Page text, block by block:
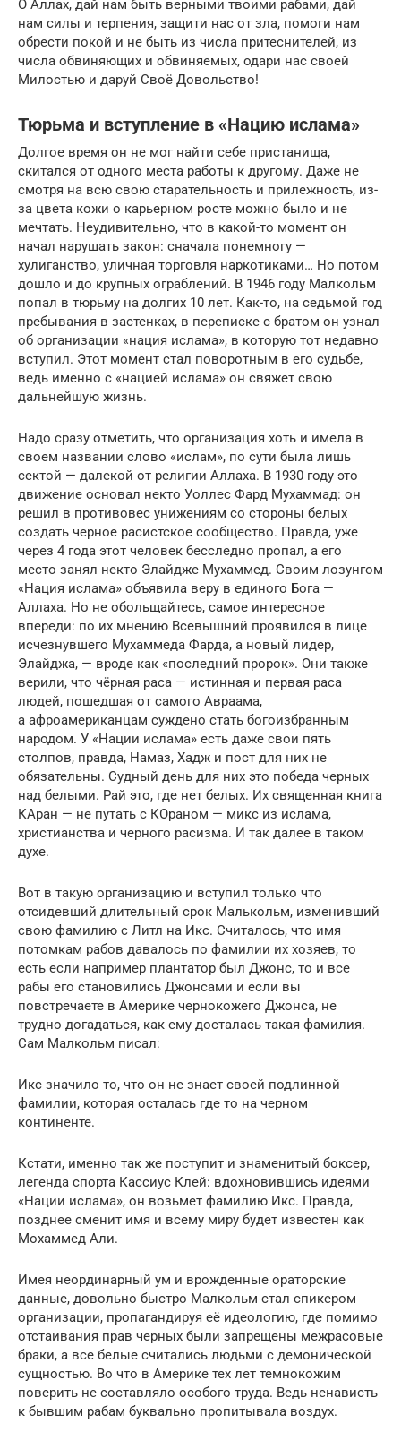
О Аллах, дай нам быть верными твоими рабами, дай
нам силы и терпения, защити нас от зла, помоги нам
обрести покой и не быть из числа притеснителей, из
числа обвиняющих и обвиняемых, одари нас своей
Милостью и даруй Своё Довольство!
Тюрьма и вступление в «Нацию ислама»
Долгое время он не мог найти себе пристанища,
скитался от одного места работы к другому. Даже не
смотря на всю свою старательность и прилежность, из-
за цвета кожи о карьерном росте можно было и не
мечтать. Неудивительно, что в какой-то момент он
начал нарушать закон: сначала понемногу —
хулиганство, уличная торговля наркотиками… Но потом
дошло и до крупных ограблений. В 1946 году Малкольм
попал в тюрьму на долгих 10 лет. Как-то, на седьмой год
пребывания в застенках, в переписке с братом он узнал
об организации «нация ислама», в которую тот недавно
вступил. Этот момент стал поворотным в его судьбе,
ведь именно с «нацией ислама» он свяжет свою
дальнейшую жизнь.
Надо сразу отметить, что организация хоть и имела в
своем названии слово «ислам», по сути была лишь
сектой — далекой от религии Аллаха. В 1930 году это
движение основал некто Уоллес Фард Мухаммад: он
решил в противовес унижениям со стороны белых
создать черное расистское сообщество. Правда, уже
через 4 года этот человек бесследно пропал, а его
место занял некто Элайдже Мухаммед. Своим лозунгом
«Нация ислама» объявила веру в единого Бога —
Аллаха. Но не обольщайтесь, самое интересное
впереди: по их мнению Всевышний проявился в лице
исчезнувшего Мухаммеда Фарда, а новый лидер,
Элайджа, — вроде как «последний пророк». Они также
верили, что чёрная раса — истинная и первая раса
людей, пошедшая от самого Авраама,
а афроамериканцам суждено стать богоизбранным
народом. У «Нации ислама» есть даже свои пять
столпов, правда, Намаз, Хадж и пост для них не
обязательны. Судный день для них это победа черных
над белыми. Рай это, где нет белых. Их священная книга
КАран — не путать с КОраном — микс из ислама,
христианства и черного расизма. И так далее в таком
духе.
Вот в такую организацию и вступил только что
отсидевший длительный срок Малькольм, изменивший
свою фамилию с Литл на Икс. Считалось, что имя
потомкам рабов давалось по фамилии их хозяев, то
есть если например плантатор был Джонс, то и все
рабы его становились Джонсами и если вы
повстречаете в Америке чернокожего Джонса, не
трудно догадаться, как ему досталась такая фамилия.
Сам Малкольм писал:
Икс значило то, что он не знает своей подлинной
фамилии, которая осталась где то на черном
континенте.
Кстати, именно так же поступит и знаменитый боксер,
легенда спорта Кассиус Клей: вдохновившись идеями
«Нации ислама», он возьмет фамилию Икс. Правда,
позднее сменит имя и всему миру будет известен как
Мохаммед Али.
Имея неординарный ум и врожденные ораторские
данные, довольно быстро Малкольм стал спикером
организации, пропагандируя её идеологию, где помимо
отстаивания прав черных были запрещены межрасовые
браки, а все белые считались людьми с демонической
сущностью. Во что в Америке тех лет темнокожим
поверить не составляло особого труда. Ведь ненависть
к бывшим рабам буквально пропитывала воздух.